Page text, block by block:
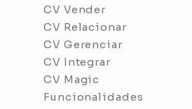
CV Vender
CV Relacionar
CV Gerenciar
CV Integrar
CV Magic
Funcionalidades